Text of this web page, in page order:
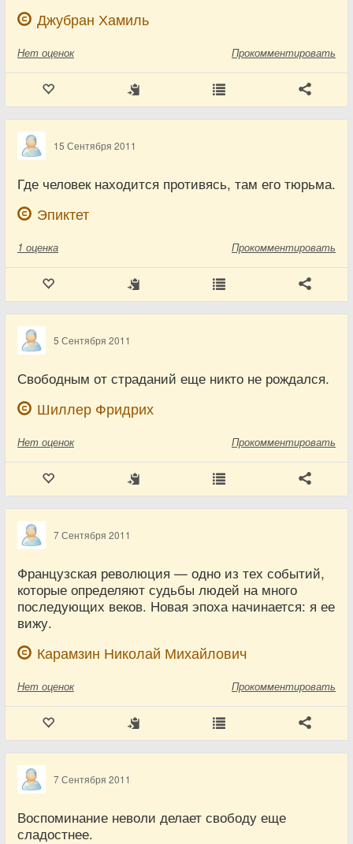
Джубран Хамиль
Нет оценок Прокомментировать
15 Сентября 2011
Где человек находится противясь, там его тюрьма.
Эпиктет
1 оценка Прокомментировать
5 Сентября 2011
Свободным от страданий еще никто не рождался.
Шиллер Фридрих
Нет оценок Прокомментировать
7 Сентября 2011
Французская революция — одно из тех событий,
которые определяют судьбы людей на много
последующих веков. Новая эпоха начинается: я ее
вижу.
Карамзин Николай Михайлович
Нет оценок Прокомментировать
7 Сентября 2011
Воспоминание неволи делает свободу еще
сладостнее.